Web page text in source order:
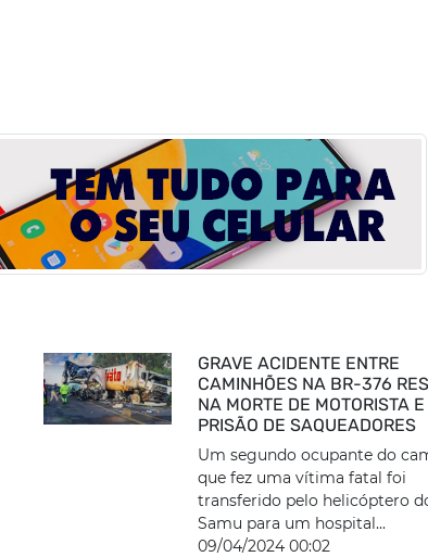
GRAVE ACIDENTE ENTRE
CAMINHÕES NA BR-376
NA MORTE DE MOTORISTA E
PRISÃO DE SAQUEADORES
Um segundo ocupante do
que fez uma vítima fatal foi
transferido pelo helicóptero
Samu para um hospital...
09/04/2024 00:02